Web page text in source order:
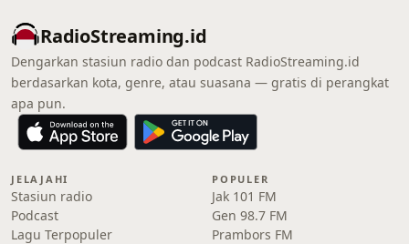
RadioStreaming.id
Dengarkan stasiun radio dan podcast RadioStreaming.id
berdasarkan kota, genre, atau suasana — gratis di perangkat
apa pun.
JELAJAHI
Stasiun radio
Podcast
Lagu Terpopuler
POPULER
Jak 101 FM
Gen 98.7 FM
Prambors FM